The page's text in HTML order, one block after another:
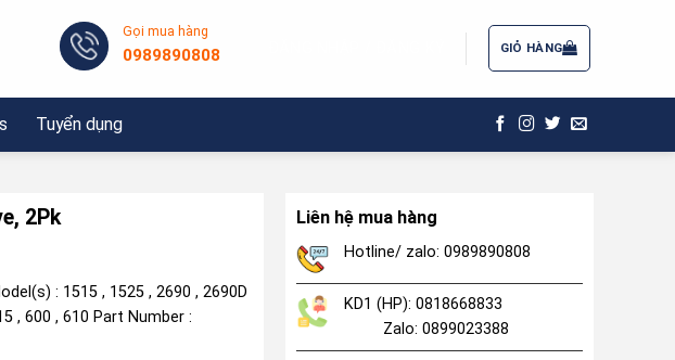
Gọi mua hàng
0989890808 GIỎ HÀNG
Tuyển dụng
2Pk
: 1515 , 1525 , 2690 , 2690D
, 600 , 610 Part Number :
Liên hệ mua hàng
Hotline/ zalo: 0989890808
KD1 (HP): 0818668833
Zalo: 0899023388